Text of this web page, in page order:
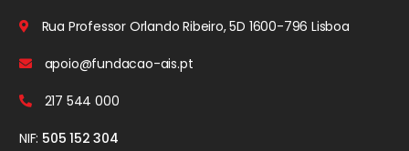
Rua Professor Orlando Ribeiro, 5D 1600-796 Lisboa
apoio@fundacao-ais.pt
217 544 000
NIF: 505 152 304